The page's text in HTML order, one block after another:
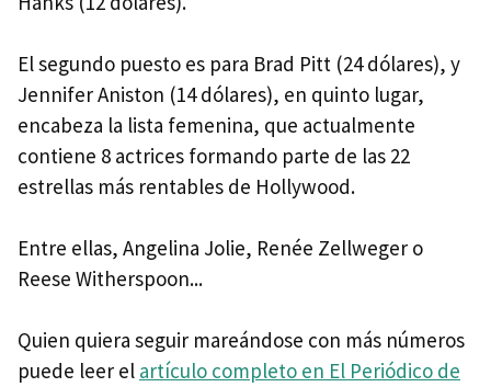
El segundo puesto es para Brad Pitt (24 dólares), y
Jennifer Aniston (14 dólares), en quinto lugar,
encabeza la lista femenina, que actualmente
contiene 8 actrices formando parte de las 22
estrellas más rentables de Hollywood.
Entre ellas, Angelina Jolie, Renée Zellweger o
Reese Witherspoon...
Quien quiera seguir mareándose con más números
puede leer el artículo completo en El Periódico de